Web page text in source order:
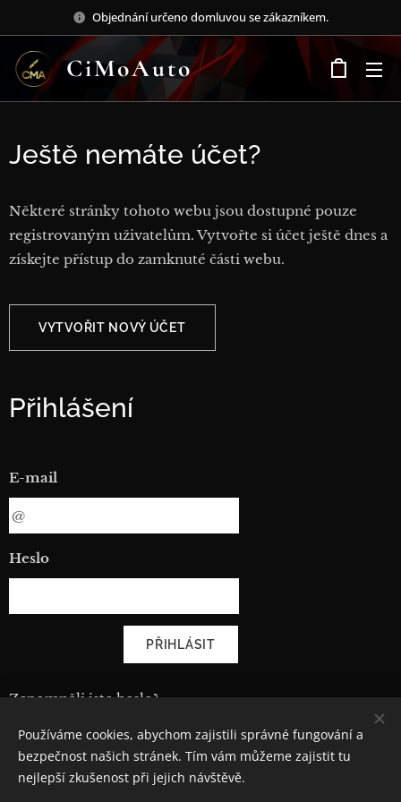
Objednání určeno domluvou se zákazníkem.
CiMoAuto
Ještě nemáte účet?
Některé stránky tohoto webu jsou dostupné pouze
registrovaným uživatelům. Vytvořte si účet ještě dnes a
získejte přístup do zamknuté části webu.
VYTVOŘIT NOVÝ ÚČET
Přihlášení
E-mail
Heslo
PŘIHLÁSIT
Zapomněli jste heslo?
© 2021 CiMoAuto spol. s r.o.
Používáme cookies, abychom zajistili správné fungování a
bezpečnost našich stránek. Tím vám můžeme zajistit tu
nejlepší zkušenost při jejich návštěvě.